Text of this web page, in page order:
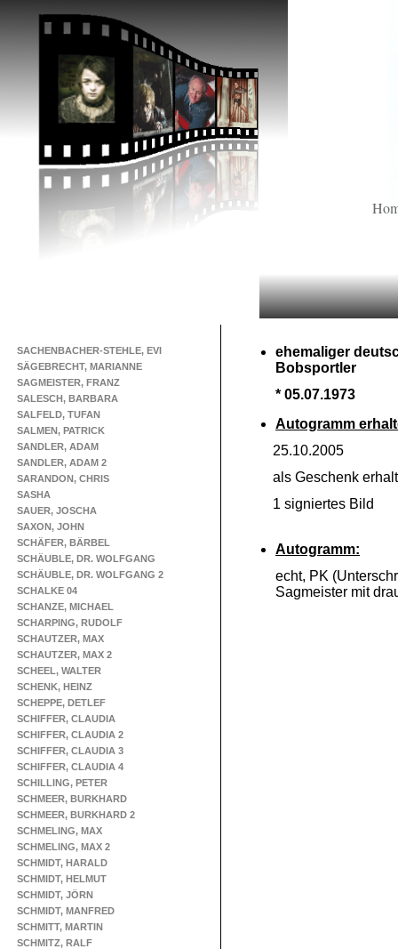
SACHENBACHER-STEHLE, EVI
SÄGEBRECHT, MARIANNE
SAGMEISTER, FRANZ
SALESCH, BARBARA
SALFELD, TUFAN
SALMEN, PATRICK
SANDLER, ADAM
SANDLER, ADAM 2
SARANDON, CHRIS
SASHA
SAUER, JOSCHA
SAXON, JOHN
SCHÄFER, BÄRBEL
SCHÄUBLE, DR. WOLFGANG
SCHÄUBLE, DR. WOLFGANG 2
SCHALKE 04
SCHANZE, MICHAEL
SCHARPING, RUDOLF
SCHAUTZER, MAX
SCHAUTZER, MAX 2
SCHEEL, WALTER
SCHENK, HEINZ
SCHEPPE, DETLEF
SCHIFFER, CLAUDIA
SCHIFFER, CLAUDIA 2
SCHIFFER, CLAUDIA 3
SCHIFFER, CLAUDIA 4
SCHILLING, PETER
SCHMEER, BURKHARD
SCHMEER, BURKHARD 2
SCHMELING, MAX
SCHMELING, MAX 2
SCHMIDT, HARALD
SCHMIDT, HELMUT
SCHMIDT, JÖRN
SCHMIDT, MANFRED
SCHMITT, MARTIN
SCHMITZ, RALF
ehemaliger
Bobsportler
* 05.07.1973
Autogramm
25.10.2005
als Geschenk
1 signiertes Bild
Autogramm:
echt, PK
Sagmeister mit